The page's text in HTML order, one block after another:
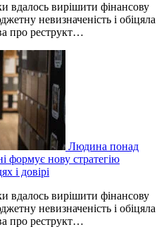
вдалось вирішити фінансову
невизначеність і обіцяла
про реструкт…
Людина понад
формує нову стратегію
і довірі
вдалось вирішити фінансову
невизначеність і обіцяла
про реструкт…